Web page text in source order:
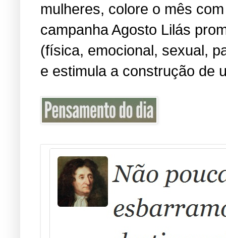
mulheres, colore o mês
campanha Agosto Lilás
(física, emocional, sexual,
e estimula a construção de